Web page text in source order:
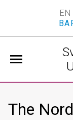
menu
The